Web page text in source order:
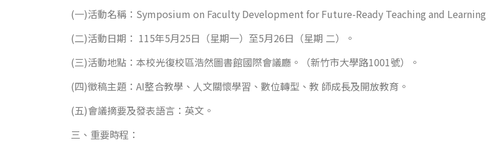
(一)活動名稱：Symposium on Faculty Development for Future-Ready Teaching and Learning
(二)活動日期： 115年5月25日（星期一）至5月26日（星期 二）。
(三)活動地點：本校光復校區浩然圖書館國際會議廳。（新竹市大學路1001號）。
(四)徵稿主題：AI整合教學、人文關懷學習、數位轉型、教 師成長及開放教育。
(五)會議摘要及發表語言：英文。
三、重要時程：